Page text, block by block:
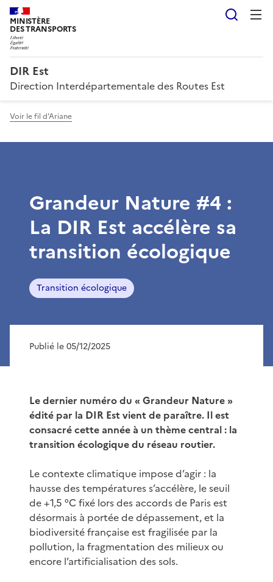
MINISTÈRE
DES TRANSPORTS
DIR Est
Direction Interdépartementale des Routes Est
Voir le fil d'Ariane
Grandeur Nature #4 :
La DIR Est accélère sa
transition écologique
Transition écologique
Publié le 05/12/2025
Le dernier numéro du « Grandeur Nature »
édité par la DIR Est vient de paraître. Il est
consacré cette année à un thème central : la
transition écologique du réseau routier.
Le contexte climatique impose d’agir : la
hausse des températures s’accélère, le seuil
de +1,5 °C fixé lors des accords de Paris est
désormais à portée de dépassement, et la
biodiversité française est fragilisée par la
pollution, la fragmentation des milieux ou
encore l’artificialisation des sols.